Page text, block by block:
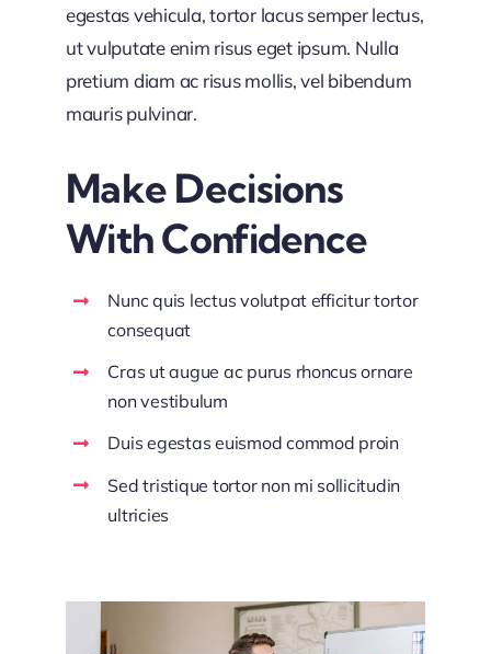
egestas vehicula, tortor lacus semper lectus,
ut vulputate enim risus eget ipsum. Nulla
pretium diam ac risus mollis, vel bibendum
mauris pulvinar.
Make Decisions
With Confidence
Nunc quis lectus volutpat efficitur tortor
consequat
Cras ut augue ac purus rhoncus ornare
non vestibulum
Duis egestas euismod commod proin
Sed tristique tortor non mi sollicitudin
ultricies